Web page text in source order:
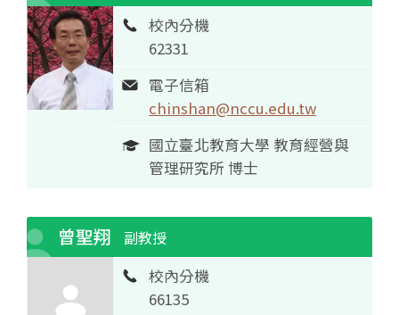
校內分機
62331
電子信箱
chinshan@nccu.edu.tw
國立臺北教育大學 教育經營與
管理研究所 博士
曾聖翔 副教授
校內分機
66135